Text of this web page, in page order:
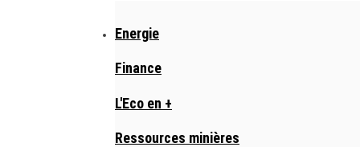
Energie
Finance
L'Eco en +
Ressources minières